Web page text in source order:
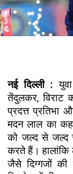
नई दिल्ली :
तेंदुलकर, विराट
प्रदत्त प्रतिभा
मदन लाल का
को जल्द से जल्द
करते हैं।
जैसे दिग्गजों की